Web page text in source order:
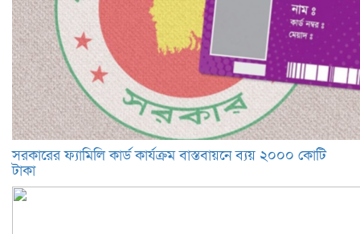
সরকারের ফ্যামিলি কার্ড কার্যক্রম বাস্তবায়নে ব্যয় ২০০০ কোটি
টাকা